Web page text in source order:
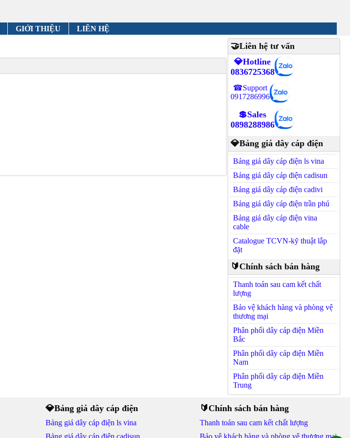
GIỚI THIỆU LIÊN HỆ
🤝Liên hệ tư vấn
💎Hotline
0836725368
☎Support
0917286996
💲Sales
0898288986
💎Bảng giá dây cáp điện
Bảng giá dây cáp điện ls vina
Bảng giá dây cáp điện cadisun
Bảng giá dây cáp điện cadivi
Bảng giá dây cáp điện trần phú
Bảng giá dây cáp điện vina
cable
Catalogue TCVN-kỹ thuật lắp
đặt
🔰Chính sách bán hàng
Thanh toán sau cam kết chất
lượng
Bảo vệ khách hàng và phòng vệ
thương mại
Phân phối dây cáp điện Miền
Bắc
Phân phối dây cáp điện Miền
Nam
Phân phối dây cáp điện Miền
Trung
💎Bảng giá dây cáp điện
Bảng giá dây cáp điện ls vina
Bảng giá dây cáp điện cadisun
🔰Chính sách bán hàng
Thanh toán sau cam kết chất lượng
Bảo vệ khách hàng và phòng vệ thương mại